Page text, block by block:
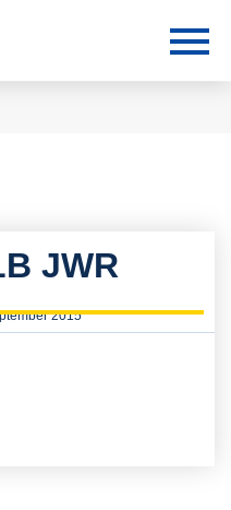
JWR
2015